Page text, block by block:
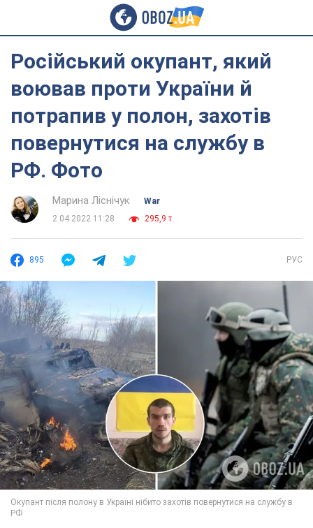
Російський окупант, який
воював проти України й
потрапив у полон, захотів
повернутися на службу в
РФ. Фото
Марина Ліснічук
War
2.04.2022 11:28
295,9 т.
895 РУС